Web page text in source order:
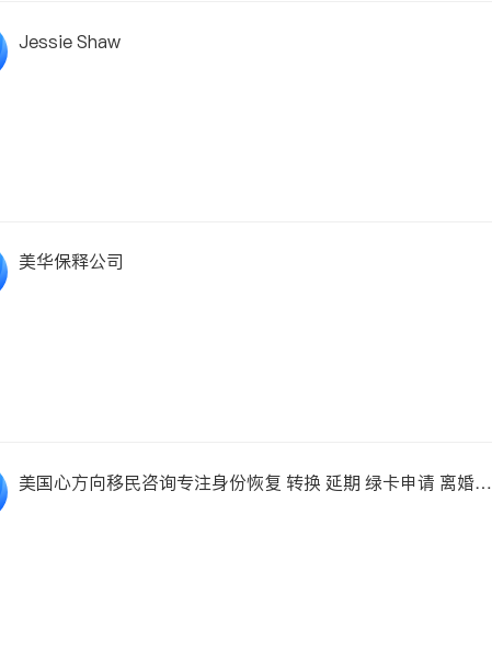
Jessie Shaw
美华保释公司
美国心方向移民咨询专注身份恢复 转换 延期 绿卡申请 离婚等